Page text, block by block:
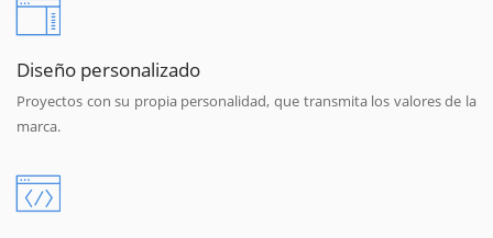
Diseño personalizado
Proyectos con su propia personalidad, que transmita los valores de la
marca.